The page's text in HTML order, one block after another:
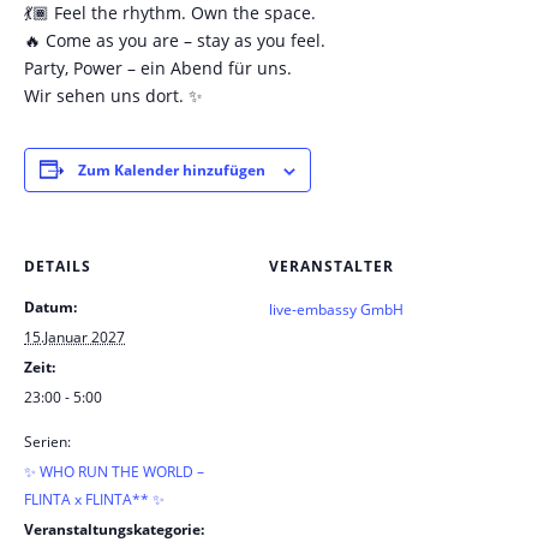
💃🏾 Feel the rhythm. Own the space.
🔥 Come as you are – stay as you feel.
Party, Power – ein Abend für uns.
Wir sehen uns dort. ✨
Zum Kalender hinzufügen
DETAILS
Datum:
15.Januar 2027
Zeit:
23:00 - 5:00
Serien:
✨ WHO RUN THE WORLD –
FLINTA x FLINTA** ✨
Veranstaltungskategorie:
VERANSTALTER
live-embassy GmbH